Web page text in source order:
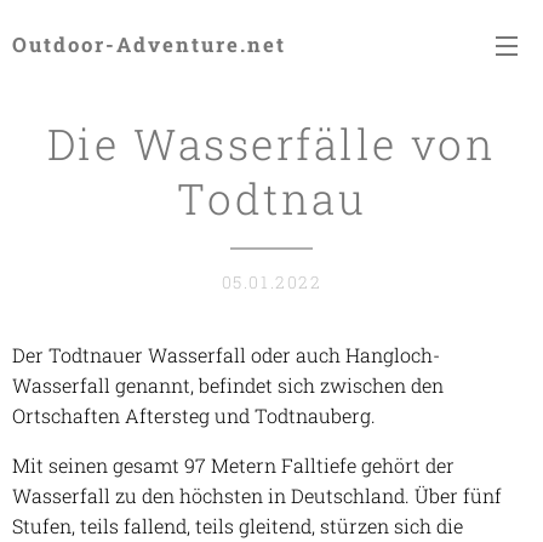
Outdoor-Adventure.net
Die Wasserfälle von
Todtnau
05.01.2022
Der Todtnauer Wasserfall oder auch Hangloch-
Wasserfall genannt, befindet sich zwischen den
Ortschaften Aftersteg und Todtnauberg.
Mit seinen gesamt 97 Metern Falltiefe gehört der
Wasserfall zu den höchsten in Deutschland. Über fünf
Stufen, teils fallend, teils gleitend, stürzen sich die